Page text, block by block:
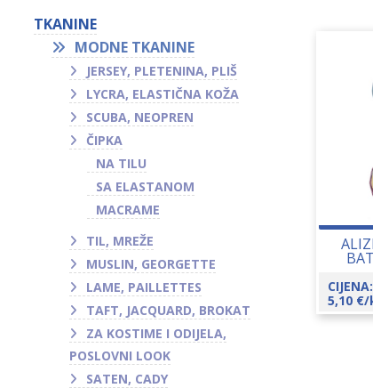
CIJENA:
5,10 €/
TKANINE
MODNE TKANINE
JERSEY, PLETENINA, PLIŠ
LYCRA, ELASTIČNA KOŽA
SCUBA, NEOPREN
ČIPKA
NA TILU
SA ELASTANOM
MACRAME
TIL, MREŽE
MUSLIN, GEORGETTE
LAME, PAILLETTES
TAFT, JACQUARD, BROKAT
ZA KOSTIME I ODIJELA,
POSLOVNI LOOK
SATEN, CADY